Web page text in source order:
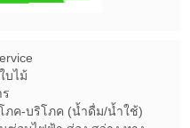
บไม้
ค-บริโภค (น้ำดื่ม/น้ำใช้)